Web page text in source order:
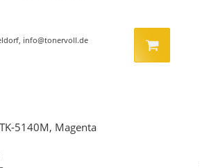
info@tonervoll.de
5140M, Magenta